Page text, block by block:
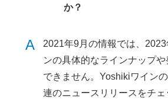
か？
A
2021年9月の情報では、
ンの具体的なラインナップ
できません。Yoshikiワイン
連のニュースリリースをチ